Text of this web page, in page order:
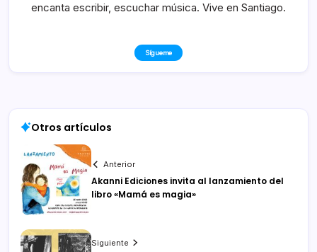
encanta escribir, escuchar música. Vive en Santiago.
Sígueme
Otros artículos
Anterior
Akanni Ediciones invita al lanzamiento del
libro «Mamá es magia»
Siguiente